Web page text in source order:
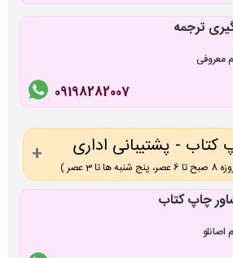
ترجمه
معروفی
09198282007
- پشتیبانی اداری
3 عصر )
چاپ کتاب
اصانلو